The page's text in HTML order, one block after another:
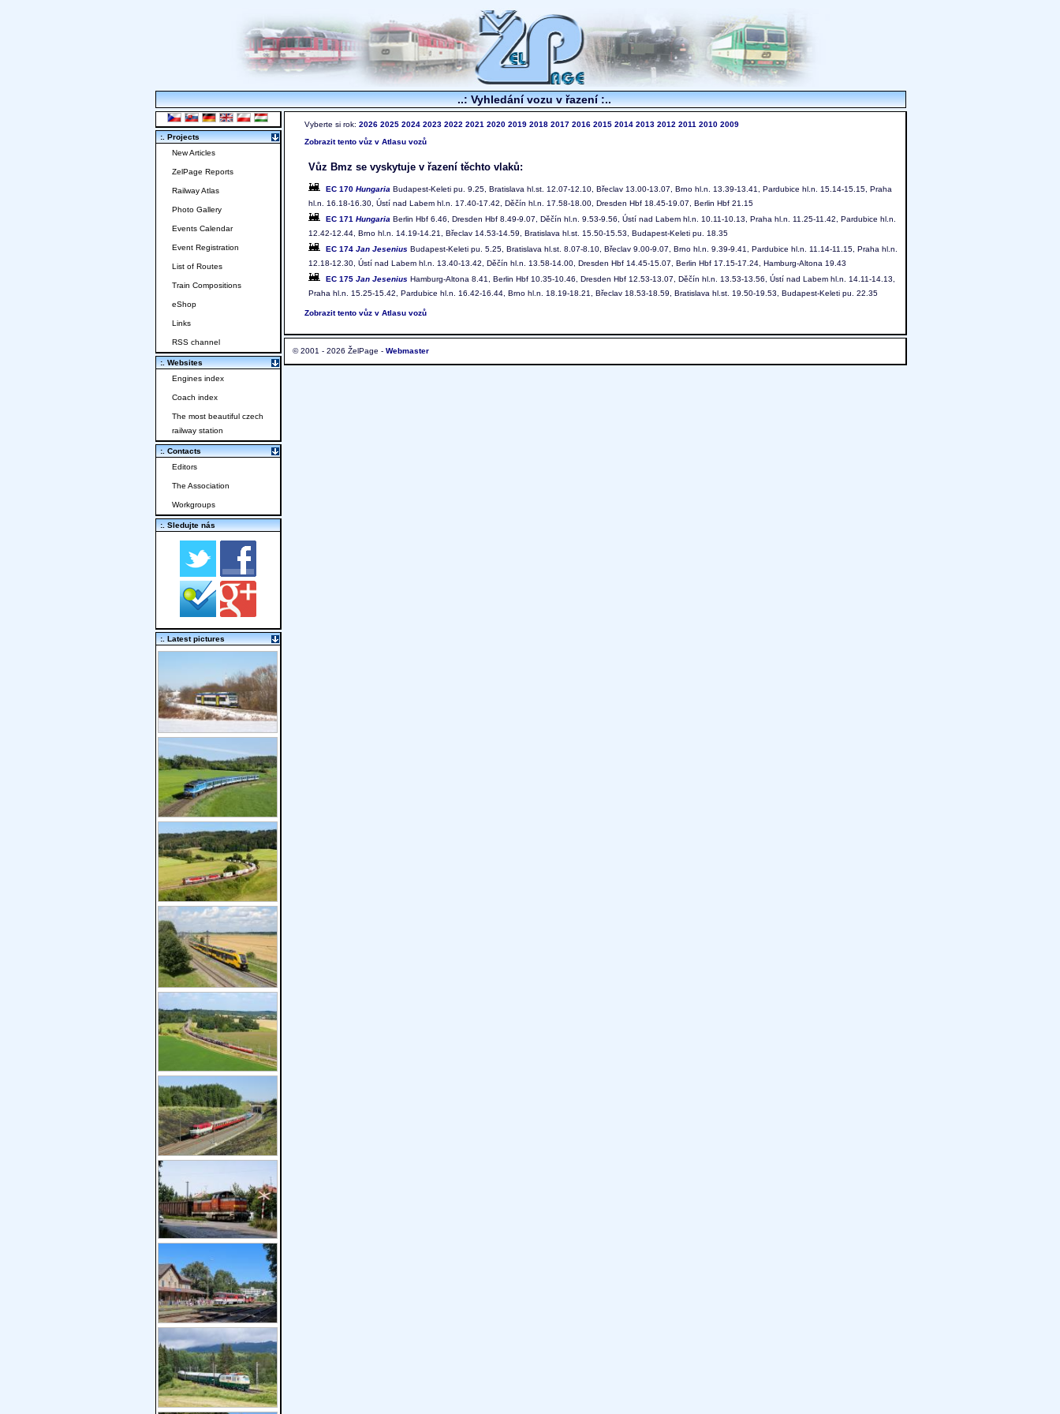
..: Vyhledání vozu v řazení :..
Vyberte si rok: 2026 2025 2024 2023 2022 2021 2020 2019 2018 2017 2016 2015 2014 2013 2012 2011 2010 2009
Zobrazit tento vůz v Atlasu vozů
Vůz Bmz se vyskytuje v řazení těchto vlaků:
EC 170 Hungaria Budapest-Keleti pu. 9.25, Bratislava hl.st. 12.07-12.10, Břeclav 13.00-13.07, Brno hl.n. 13.39-13.41, Pardubice hl.n. 15.14-15.15, Praha
hl.n. 16.18-16.30, Ústí nad Labem hl.n. 17.40-17.42, Děčín hl.n. 17.58-18.00, Dresden Hbf 18.45-19.07, Berlin Hbf 21.15
EC 171 Hungaria Berlin Hbf 6.46, Dresden Hbf 8.49-9.07, Děčín hl.n. 9.53-9.56, Ústí nad Labem hl.n. 10.11-10.13, Praha hl.n. 11.25-11.42, Pardubice hl.n.
12.42-12.44, Brno hl.n. 14.19-14.21, Břeclav 14.53-14.59, Bratislava hl.st. 15.50-15.53, Budapest-Keleti pu. 18.35
EC 174 Jan Jesenius Budapest-Keleti pu. 5.25, Bratislava hl.st. 8.07-8.10, Břeclav 9.00-9.07, Brno hl.n. 9.39-9.41, Pardubice hl.n. 11.14-11.15, Praha hl.n.
12.18-12.30, Ústí nad Labem hl.n. 13.40-13.42, Děčín hl.n. 13.58-14.00, Dresden Hbf 14.45-15.07, Berlin Hbf 17.15-17.24, Hamburg-Altona 19.43
EC 175 Jan Jesenius Hamburg-Altona 8.41, Berlin Hbf 10.35-10.46, Dresden Hbf 12.53-13.07, Děčín hl.n. 13.53-13.56, Ústí nad Labem hl.n. 14.11-14.13,
Praha hl.n. 15.25-15.42, Pardubice hl.n. 16.42-16.44, Brno hl.n. 18.19-18.21, Břeclav 18.53-18.59, Bratislava hl.st. 19.50-19.53, Budapest-Keleti pu. 22.35
Zobrazit tento vůz v Atlasu vozů
© 2001 - 2026 ŽelPage - Webmaster
:. Projects
New Articles
ZelPage Reports
Railway Atlas
Photo Gallery
Events Calendar
Event Registration
List of Routes
Train Compositions
eShop
Links
RSS channel
:. Websites
Engines index
Coach index
The most beautiful czech
railway station
:. Contacts
Editors
The Association
Workgroups
:. Sledujte nás
:. Latest pictures